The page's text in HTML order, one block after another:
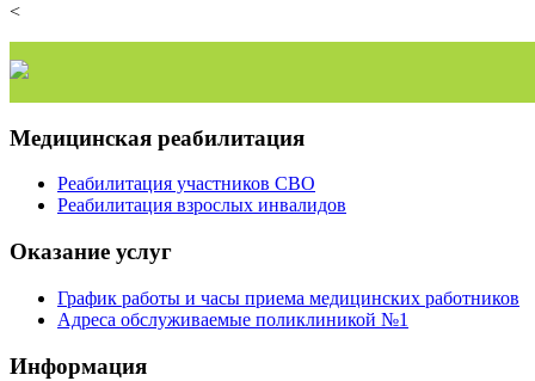
<
Медицинская реабилитация
Реабилитация участников СВО
Реабилитация взрослых инвалидов
Оказание услуг
График работы и часы приема медицинских работников
Адреса обслуживаемые поликлиникой №1
Информация